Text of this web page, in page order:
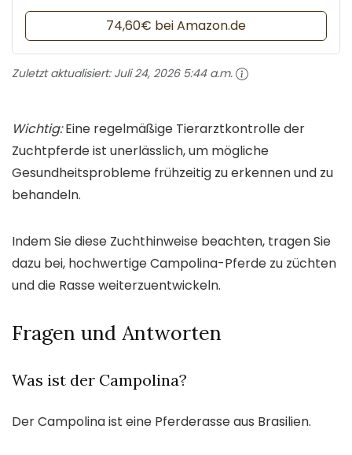
74,60€ bei Amazon.de
Zuletzt aktualisiert: Juli 24, 2026 5:44 a.m.
Wichtig:Eine regelmäßige Tierarztkontrolle der
Zuchtpferde ist unerlässlich, um mögliche
Gesundheitsprobleme frühzeitig zu erkennen und zu
behandeln.
Indem Sie diese Zuchthinweise beachten, tragen Sie
dazu bei, hochwertige Campolina-Pferde zu züchten
und die Rasse weiterzuentwickeln.
Fragen und Antworten
Was ist der Campolina?
Der Campolina ist eine Pferderasse aus Brasilien.